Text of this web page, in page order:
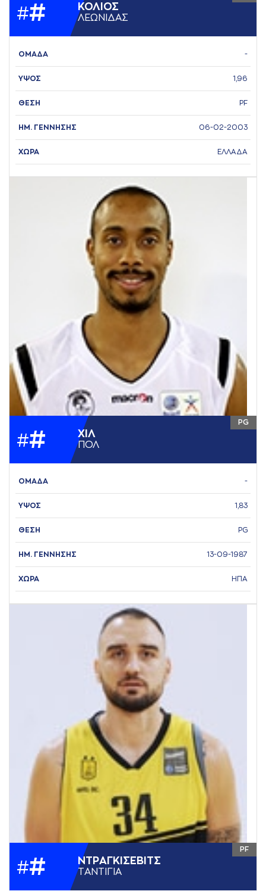
## ΚΟΛΙΟΣ
ΛΕΩΝΙΔAΣ
ΟΜΑΔΑ -
ΥΨΟΣ 1,96
ΘΕΣΗ PF
ΗΜ. ΓΕΝΝΗΣΗΣ 06-02-2003
ΧΩΡΑ ΕΛΛΑΔΑ
## ΧΙΛ
ΠΟΛ
PG
ΟΜΑΔΑ -
ΥΨΟΣ 1,83
ΘΕΣΗ PG
ΗΜ. ΓΕΝΝΗΣΗΣ 13-09-1987
ΧΩΡΑ ΗΠΑ
## ΝΤΡAΓΚΙΣΕΒΙΤΣ
ΤAΝΤΙΓΙA
PF